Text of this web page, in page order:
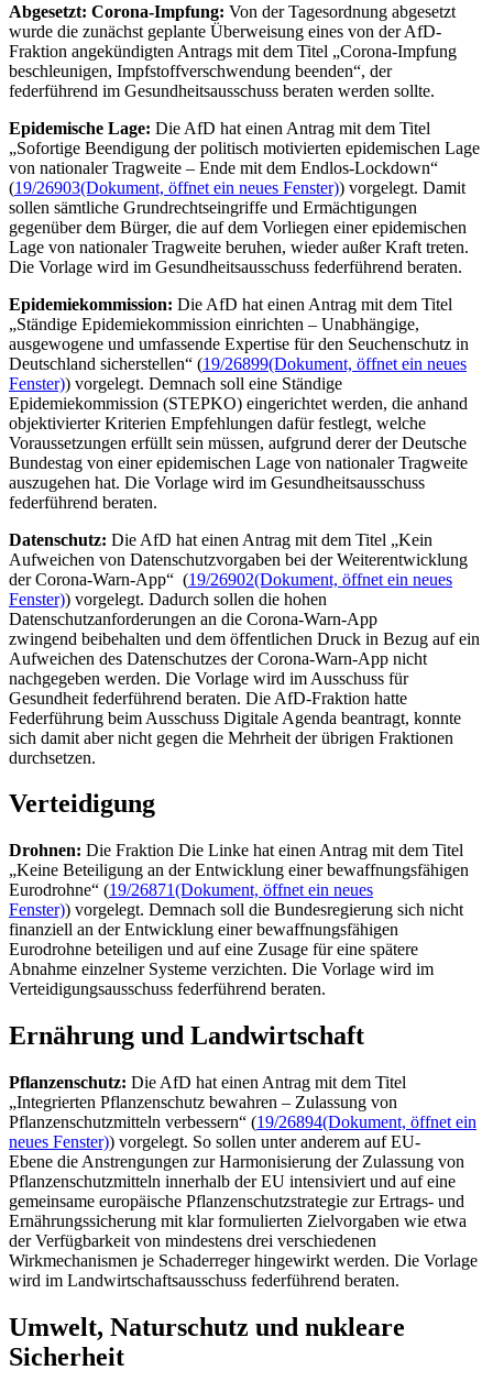
Abgesetzt: Corona-Impfung: Von der Tagesordnung abgesetzt
wurde die zunächst geplante Überweisung eines von der AfD-
Fraktion angekündigten Antrags mit dem Titel „Corona-Impfung
beschleunigen, Impfstoffverschwendung beenden“, der
federführend im Gesundheitsausschuss beraten werden sollte.
Epidemische Lage: Die AfD hat einen Antrag mit dem Titel
„Sofortige Beendigung der politisch motivierten epidemischen Lage
von nationaler Tragweite – Ende mit dem Endlos-Lockdown“
(19/26903(Dokument, öffnet ein neues Fenster)) vorgelegt. Damit
sollen sämtliche Grundrechtseingriffe und Ermächtigungen
gegenüber dem Bürger, die auf dem Vorliegen einer epidemischen
Lage von nationaler Tragweite beruhen, wieder außer Kraft treten.
Die Vorlage wird im Gesundheitsausschuss federführend beraten.
Epidemiekommission: Die AfD hat einen Antrag mit dem Titel
„Ständige Epidemiekommission einrichten – Unabhängige,
ausgewogene und umfassende Expertise für den Seuchenschutz in
Deutschland sicherstellen“ (19/26899(Dokument, öffnet ein neues
Fenster)) vorgelegt. Demnach soll eine Ständige
Epidemiekommission (STEPKO) eingerichtet werden, die anhand
objektivierter Kriterien Empfehlungen dafür festlegt, welche
Voraussetzungen erfüllt sein müssen, aufgrund derer der Deutsche
Bundestag von einer epidemischen Lage von nationaler Tragweite
auszugehen hat. Die Vorlage wird im Gesundheitsausschuss
federführend beraten.
Datenschutz: Die AfD hat einen Antrag mit dem Titel „Kein
Aufweichen von Datenschutzvorgaben bei der Weiterentwicklung
der Corona-Warn-App“ (19/26902(Dokument, öffnet ein neues
Fenster)) vorgelegt. Dadurch sollen die hohen
Datenschutzanforderungen an die Corona-Warn-App
zwingend beibehalten und dem öffentlichen Druck in Bezug auf ein
Aufweichen des Datenschutzes der Corona-Warn-App nicht
nachgegeben werden. Die Vorlage wird im Ausschuss für
Gesundheit federführend beraten. Die AfD-Fraktion hatte
Federführung beim Ausschuss Digitale Agenda beantragt, konnte
sich damit aber nicht gegen die Mehrheit der übrigen Fraktionen
durchsetzen.
Verteidigung
Drohnen: Die Fraktion Die Linke hat einen Antrag mit dem Titel
„Keine Beteiligung an der Entwicklung einer bewaffnungsfähigen
Eurodrohne“ (19/26871(Dokument, öffnet ein neues
Fenster)) vorgelegt. Demnach soll die Bundesregierung sich nicht
finanziell an der Entwicklung einer bewaffnungsfähigen
Eurodrohne beteiligen und auf eine Zusage für eine spätere
Abnahme einzelner Systeme verzichten. Die Vorlage wird im
Verteidigungsausschuss federführend beraten.
Ernährung und Landwirtschaft
Pflanzenschutz: Die AfD hat einen Antrag mit dem Titel
„Integrierten Pflanzenschutz bewahren – Zulassung von
Pflanzenschutzmitteln verbessern“ (19/26894(Dokument, öffnet ein
neues Fenster)) vorgelegt. So sollen unter anderem auf EU-
Ebene die Anstrengungen zur Harmonisierung der Zulassung von
Pflanzenschutzmitteln innerhalb der EU intensiviert und auf eine
gemeinsame europäische Pflanzenschutzstrategie zur Ertrags- und
Ernährungssicherung mit klar formulierten Zielvorgaben wie etwa
der Verfügbarkeit von mindestens drei verschiedenen
Wirkmechanismen je Schaderreger hingewirkt werden. Die Vorlage
wird im Landwirtschaftsausschuss federführend beraten.
Umwelt, Naturschutz und nukleare
Sicherheit